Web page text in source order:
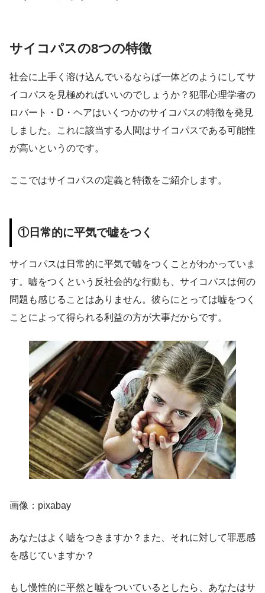
サイコパスの8つの特徴
社会に上手く溶け込んでいるならば一体どのようにしてサ
イコパスを見極めればいいのでしょうか？犯罪心理学者の
ロバート・D・ヘアはいくつかのサイコパスの特徴を発見
しました。これに該当する人間はサイコパスである可能性
が高いというのです。
ここではサイコパスの定義と特徴をご紹介します。
①日常的に平気で嘘をつく
サイコパスは日常的に平気で嘘をつくことがわかっていま
す。嘘をつくという反社会的な行動も、サイコパスは何の
問題も感じることはありません。彼らにとっては嘘をつく
ことによって得られる利益の方が大事だからです。
画像：pixabay
あなたはよく嘘をつきますか？また、それに対して罪悪感
を感じていますか？
もし慢性的に平然と嘘をついているとしたら、あなたはサ